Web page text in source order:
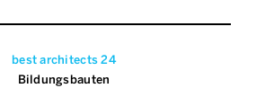
best architects 24
Bildungsbauten